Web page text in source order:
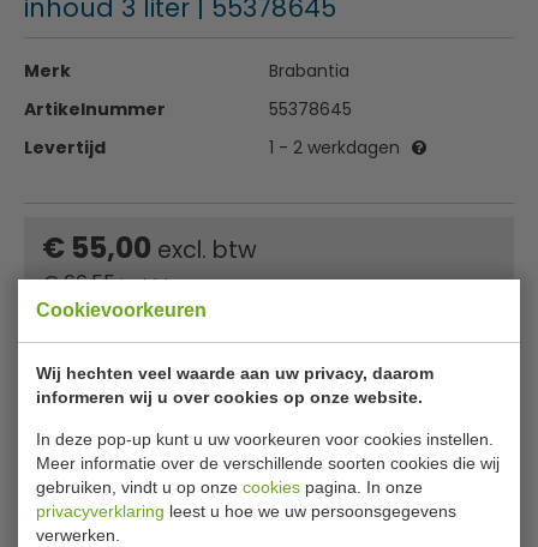
Cookievoorkeuren
Wij hechten veel waarde aan uw privacy, daarom
informeren wij u over cookies op onze website.
In deze pop-up kunt u uw voorkeuren voor cookies instellen.
Meer informatie over de verschillende soorten cookies die wij
gebruiken, vindt u op onze cookies pagina. In onze
privacyverklaring leest u hoe we uw persoonsgegevens
verwerken.
inhoud 3 liter | 55378645
Merk
Brabantia
Artikelnummer
55378645
Levertijd
1 - 2 werkdagen
€ 55,00 excl. btw
€66,55 incl. btw
In winkelwagentje
Ofbetaal 22,18in 3 termijnen met Klarna
✔ Gratis verzending* ✔ 24 uur levering ✔ Laagste
prijsgarantie